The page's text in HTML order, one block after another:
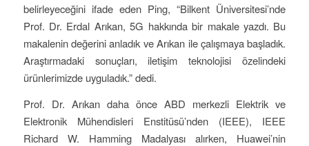
belirleyeceğini ifade eden Ping, “Bilkent Üniversitesi’nde
Prof. Dr. Erdal Arıkan, 5G hakkında bir makale yazdı. Bu
makalenin değerini anladık ve Arıkan ile çalışmaya başladık.
Araştırmadaki sonuçları, iletişim teknolojisi özelindeki
ürünlerimizde uyguladık.” dedi.
Prof. Dr. Arıkan daha önce ABD merkezli Elektrik ve
Elektronik Mühendisleri Enstitüsü’nden (IEEE), IEEE
Richard W. Hamming Madalyası alırken, Huawei’nin